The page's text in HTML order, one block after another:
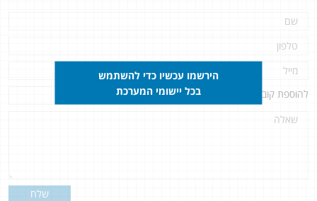
להוספת קובץ
שלח
הירשמו עכשיו כדי להשתמש
בכל יישומי המערכת